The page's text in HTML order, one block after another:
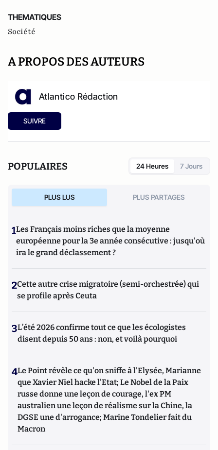
THEMATIQUES
Société
A PROPOS DES AUTEURS
Atlantico Rédaction
SUIVRE
POPULAIRES 24 Heures 7 Jours
PLUS LUS PLUS PARTAGES
1Les Français moins riches que la moyenne
européenne pour la 3e année consécutive : jusqu'où
ira le grand déclassement ?
2Cette autre crise migratoire (semi-orchestrée) qui
se profile après Ceuta
3L’été 2026 confirme tout ce que les écologistes
disent depuis 50 ans : non, et voilà pourquoi
4Le Point révèle ce qu'on sniffe à l'Elysée, Marianne
que Xavier Niel hacke l'Etat; Le Nobel de la Paix
russe donne une leçon de courage, l'ex PM
australien une leçon de réalisme sur la Chine, la
DGSE une d'arrogance; Marine Tondelier fait du
Macron